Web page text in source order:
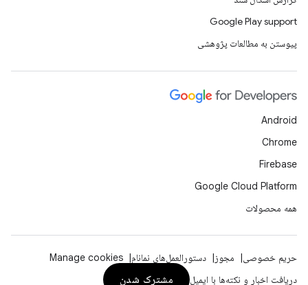
Google Play support
پیوستن به مطالعات پژوهشی
Android
Chrome
Firebase
Google Cloud Platform
همه محصولات
حریم خصوصی مجوز دستورالعمل‌های نمانام
Manage cookies
دریافت اخبار و نکته‌ها با ایمیل
مشترک شدن